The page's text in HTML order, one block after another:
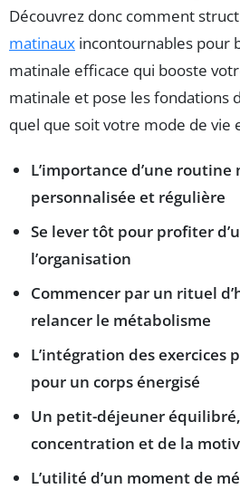
Découvrez donc comment
matinaux incontournables pour
matinale efficace qui booste
matinale et pose les fondations
quel que soit votre mode de vie
L’importance d’une
personnalisée et régulière
Se lever tôt pour profiter
l’organisation
Commencer par un rituel
relancer le métabolisme
L’intégration des exercices
pour un corps énergisé
Un petit-déjeuner
concentration et de la
L’utilité d’un moment de